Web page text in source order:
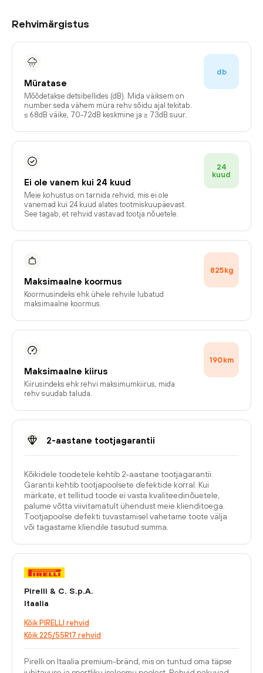
Rehvimärgistus
Müratase
Mõõdetakse detsibellides (dB). Mida väiksem on
number seda vähem müra rehv sõidu ajal tekitab.
≤ 68dB väike, 70-72dB keskmine ja ≥ 73dB suur.
db
Ei ole vanem kui 24 kuud
Meie kohustus on tarnida rehvid, mis ei ole
vanemad kui 24 kuud alates tootmiskuupäevast.
See tagab, et rehvid vastavad tootja nõuetele.
24
kuud
Maksimaalne koormus
Koormusindeks ehk ühele rehvile lubatud
maksimaalne koormus.
825kg
Maksimaalne kiirus
Kiirusindeks ehk rehvi maksimumkiirus, mida
rehv suudab taluda.
190km
2-aastane tootjagarantii
Kõikidele toodetele kehtib 2-aastane tootjagarantii.
Garantii kehtib tootjapoolsete defektide korral. Kui
märkate, et tellitud toode ei vasta kvaliteedinõuetele,
palume võtta viivitamatult ühendust meie klienditoega.
Tootjapoolse defekti tuvastamisel vahetame toote välja
või tagastame kliendile tasutud summa.
Pirelli & C. S.p.A.
Itaalia
Kõik PIRELLI rehvid
Kõik 225/55R17 rehvid
Pirelli on Itaalia premium-bränd, mis on tuntud oma täpse